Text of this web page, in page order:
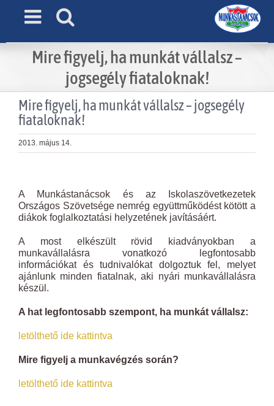
Mire figyelj, ha munkát vállalsz –
jogsegély fiataloknak!
Mire figyelj, ha munkát vállalsz – jogsegély
fiataloknak!
2013. május 14.
Image
A Munkástanácsok és az Iskolaszövetkezetek
Országos Szövetsége nemrég együttműködést kötött a
diákok foglalkoztatási helyzetének javításáért.
A most elkészült rövid kiadványokban a
munkavállalásra vonatkozó legfontosabb
információkat és tudnivalókat dolgoztuk fel, melyet
ajánlunk minden fiatalnak, aki nyári munkavállalásra
készül.
A hat legfontosabb szempont, ha munkát vállalsz:
letölthető ide kattintva
Mire figyelj a munkavégzés során?
letölthető ide kattintva